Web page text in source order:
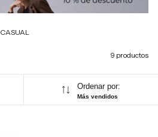
CASUAL
9 productos
Ordenar por:
Más vendidos